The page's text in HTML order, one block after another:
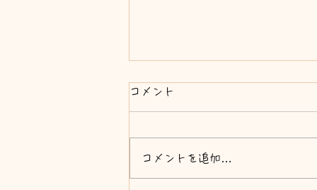
コメント
コメントを追加…